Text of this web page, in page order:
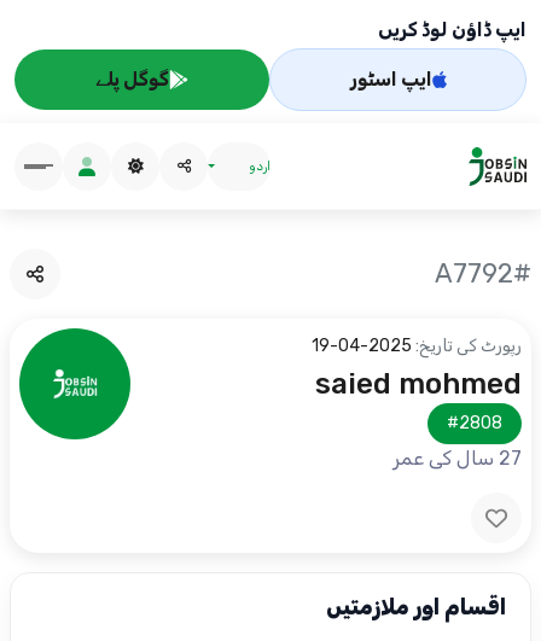
ایپ ڈاؤن لوڈ کریں
ایپ اسٹور گوگل پلے
اردو
#A7792
رپورٹ کی تاریخ: 2025-04-19
saied mohmed
#2808
27 سال کی عمر
اقسام اور ملازمتیں